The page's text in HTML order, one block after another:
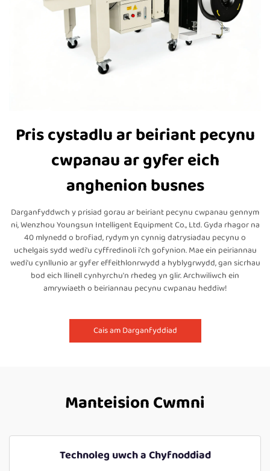
Pris cystadlu ar beiriant pecynu
cwpanau ar gyfer eich
anghenion busnes
Darganfyddwch y prisiad gorau ar beiriant pecynu cwpanau gennym
ni, Wenzhou Youngsun Intelligent Equipment Co., Ltd. Gyda rhagor na
40 mlynedd o brofiad, rydym yn cynnig datrysiadau pecynu o
uchelgais sydd wedi'u cyffredinoli i'ch gofynion. Mae ein peiriannau
wedi'u cynllunio ar gyfer effeithlonrwydd a hyblygrwydd, gan sicrhau
bod eich llinell cynhyrchu'n rhedeg yn glir. Archwiliwch ein
amrywiaeth o beiriannau pecynu cwpanau heddiw!
Cais am Darganfyddiad
Manteision Cwmni
Technoleg uwch a Chyfnoddiad